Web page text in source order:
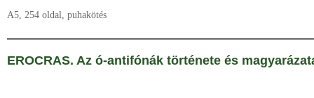
A5, 254 oldal, puhakötés
EROCRAS. Az ó-antifónák története és